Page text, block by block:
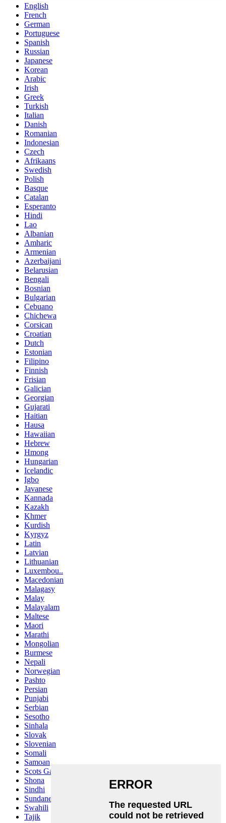
English
French
German
Portuguese
Spanish
Russian
Japanese
Korean
Arabic
Irish
Greek
Turkish
Italian
Danish
Romanian
Indonesian
Czech
Afrikaans
Swedish
Polish
Basque
Catalan
Esperanto
Hindi
Lao
Albanian
Amharic
Armenian
Azerbaijani
Belarusian
Bengali
Bosnian
Bulgarian
Cebuano
Chichewa
Corsican
Croatian
Dutch
Estonian
Filipino
Finnish
Frisian
Galician
Georgian
Gujarati
Haitian
Hausa
Hawaiian
Hebrew
Hmong
Hungarian
Icelandic
Igbo
Javanese
Kannada
Kazakh
Khmer
Kurdish
Kyrgyz
Latin
Latvian
Lithuanian
Luxembou..
Macedonian
Malagasy
Malay
Malayalam
Maltese
Maori
Marathi
Mongolian
Burmese
Nepali
Norwegian
Pashto
Persian
Punjabi
Serbian
Sesotho
Sinhala
Slovak
Slovenian
Somali
Samoan
Scots Gaelic
Shona
Sindhi
Sundanese
Swahili
Tajik